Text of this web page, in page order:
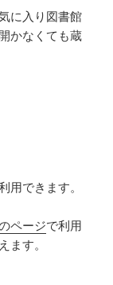
に入り図書館
かなくても蔵
用できます。
ページで利用
ます。